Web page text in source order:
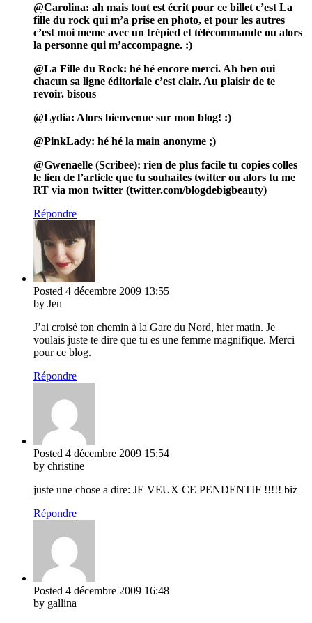
@Carolina: ah mais tout est écrit pour ce billet c’est La
fille du rock qui m’a prise en photo, et pour les autres
c’est moi meme avec un trépied et télécommande ou alors
la personne qui m’accompagne. :)
@La Fille du Rock: hé hé encore merci. Ah ben oui
chacun sa ligne éditoriale c’est clair. Au plaisir de te
revoir. bisous
@Lydia: Alors bienvenue sur mon blog! :)
@PinkLady: hé hé la main anonyme ;)
@Gwenaelle (Scribee): rien de plus facile tu copies colles
le lien de l’article que tu souhaites twitter ou alors tu me
RT via mon twitter (twitter.com/blogdebigbeauty)
Répondre
Posted 4 décembre 2009 13:55
by Jen
J’ai croisé ton chemin à la Gare du Nord, hier matin. Je
voulais juste te dire que tu es une femme magnifique. Merci
pour ce blog.
Répondre
Posted 4 décembre 2009 15:54
by christine
juste une chose a dire: JE VEUX CE PENDENTIF !!!!! biz
Répondre
Posted 4 décembre 2009 16:48
by gallina